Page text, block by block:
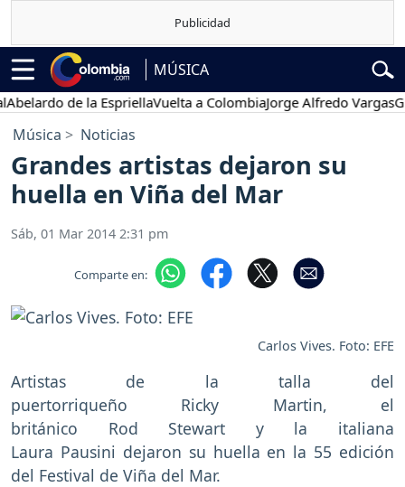
MÚSICA
de la EspriellaVuelta a ColombiaJorge Alfredo Vargas
Música Noticias
Grandes artistas dejaron su
huella en Viña del Mar
Sáb, 01 Mar 2014 2:31 pm
Comparte en:
Carlos Vives. Foto: EFE
Artistas de la talla del
puertorriqueño Ricky Martin, el
británico Rod Stewart y la italiana
Laura Pausini dejaron su huella en la 55 edición
del Festival de Viña del Mar.